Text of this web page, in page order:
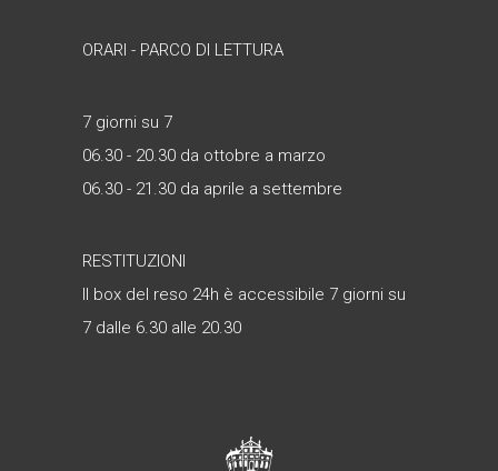
ORARI - PARCO DI LETTURA
7 giorni su 7
06.30 - 20.30 da ottobre a marzo
06.30 - 21.30 da aprile a settembre
RESTITUZIONI
Il box del reso 24h è accessibile 7 giorni su
7 dalle 6.30 alle 20.30